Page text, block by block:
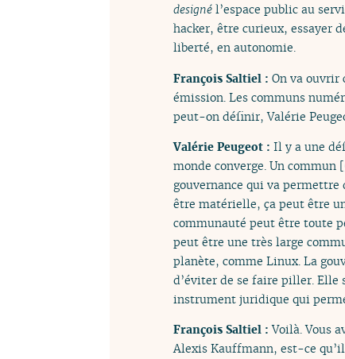
designé l’espace public au
hacker, être curieux, essayer
liberté, en autonomie.
François Saltiel : On va ouvrir
émission. Les communs
peut-on définir, Valérie
Valérie Peugeot : Il y a une
monde converge. Un commun [
gouvernance qui va permettre
être matérielle, ça peut être
communauté peut être toute
peut être une très large
planète, comme Linux. La
d’éviter de se faire piller. Elle
instrument juridique qui
François Saltiel :Voilà. Vous
Alexis Kauffmann, est-ce